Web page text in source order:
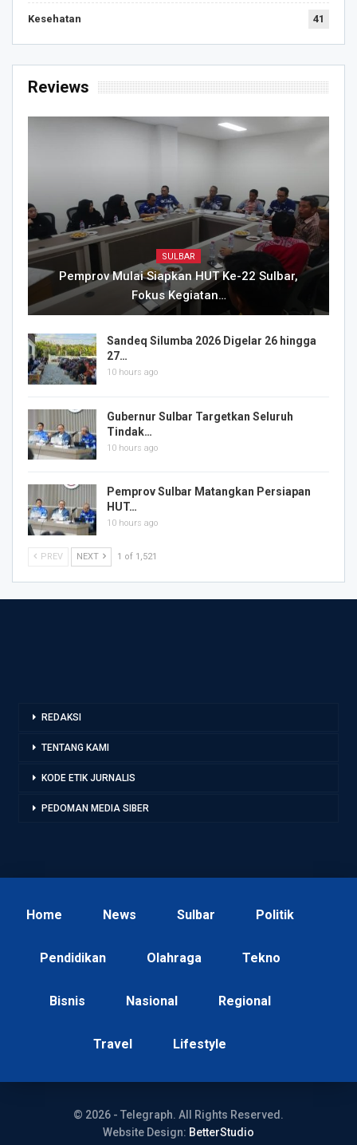
Kesehatan 41
Reviews
SULBAR
Pemprov Mulai Siapkan HUT Ke-22 Sulbar,
Fokus Kegiatan…
Sandeq Silumba 2026 Digelar 26 hingga
27…
10 hours ago
Gubernur Sulbar Targetkan Seluruh
Tindak…
10 hours ago
Pemprov Sulbar Matangkan Persiapan
HUT…
10 hours ago
PREV NEXT 1 of 1,521
REDAKSI
TENTANG KAMI
KODE ETIK JURNALIS
PEDOMAN MEDIA SIBER
Home News Sulbar Politik
Pendidikan Olahraga Tekno
Bisnis Nasional Regional
Travel Lifestyle
© 2026 - Telegraph. All Rights Reserved.
Website Design: BetterStudio